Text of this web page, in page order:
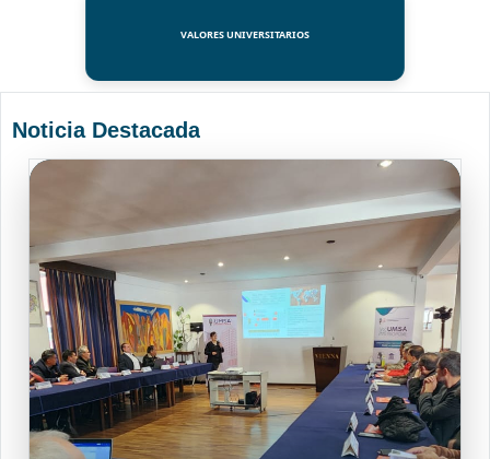
VALORES UNIVERSITARIOS
Noticia Destacada